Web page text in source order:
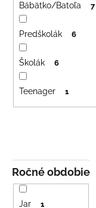
p
o
d
u
t
Ročné obdobie
Jar 1
Bábätko/Batoľa 7
Predškolák 6
Školák 6
Teenager 1
m
€18